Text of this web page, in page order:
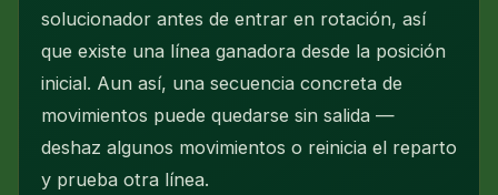
solucionador antes de entrar en rotación, así
que existe una línea ganadora desde la posición
inicial. Aun así, una secuencia concreta de
movimientos puede quedarse sin salida —
deshaz algunos movimientos o reinicia el reparto
y prueba otra línea.